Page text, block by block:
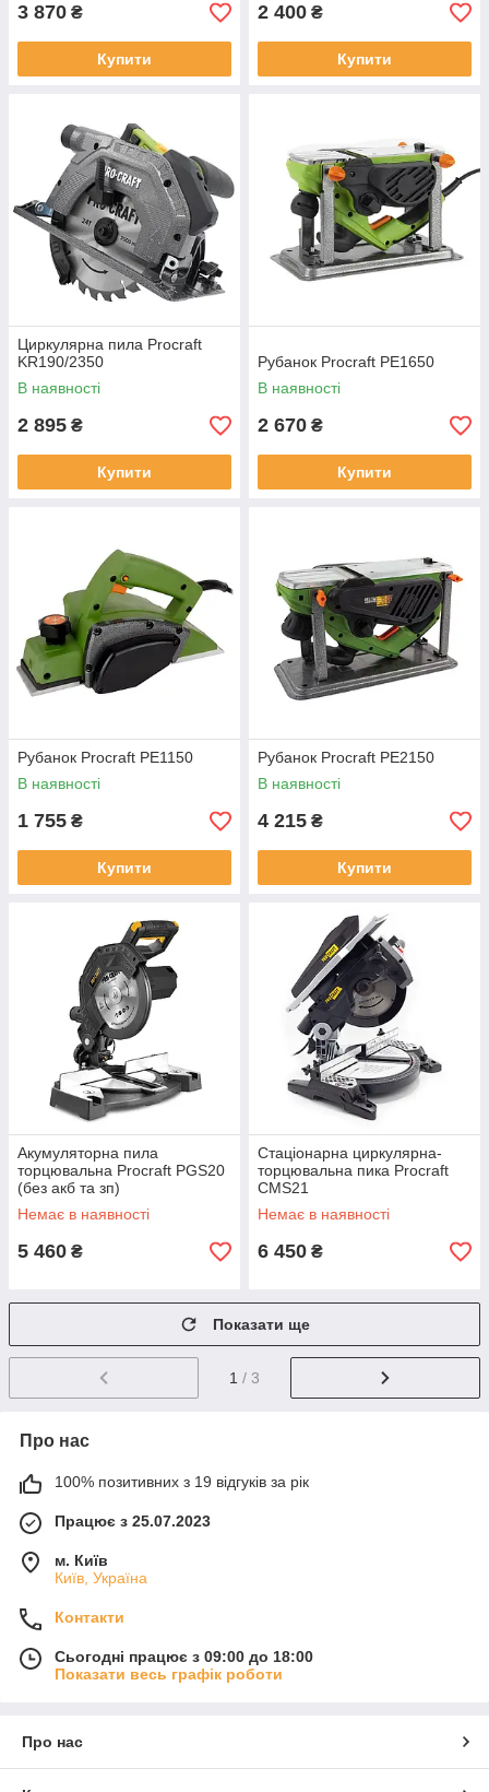
3 870 ₴
Купити
2 400 ₴
Купити
Циркулярна пила Procraft
KR190/2350
В наявності
2 895 ₴
Купити
Рубанок Procraft PE1650
В наявності
2 670 ₴
Купити
Рубанок Procraft PE1150
В наявності
1 755 ₴
Купити
Рубанок Procraft PE2150
В наявності
4 215 ₴
Купити
Акумуляторна пила
торцювальна Procraft PGS20
(без акб та зп)
Немає в наявності
5 460 ₴
Стаціонарна циркулярна-
торцювальна пика Procraft
CMS21
Немає в наявності
6 450 ₴
Показати ще
1 / 3
Про нас
100% позитивних з 19 відгуків за рік
Працює з 25.07.2023
м. Київ
Київ, Україна
Контакти
Сьогодні працює з 09:00 до 18:00
Показати весь графік роботи
Про нас